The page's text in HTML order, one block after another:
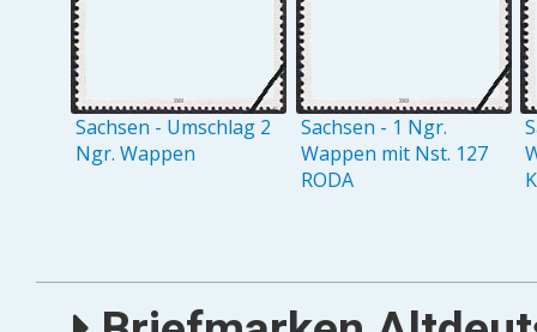
Sachsen - Umschlag 2
Ngr. Wappen
Sachsen - 1 Ngr.
Wappen mit Nst. 127
RODA